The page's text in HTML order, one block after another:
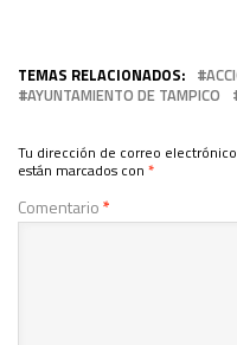
TEMAS RELACIONADOS:
AYUNTAMIENTO DE TAMPICO
Tu dirección de correo
están marcados con *
Comentario*